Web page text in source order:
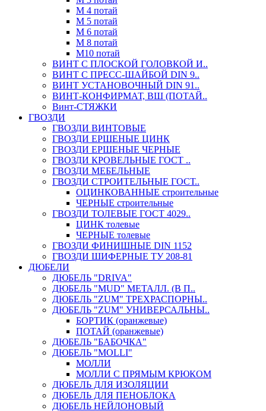
М 4 потай
М 5 потай
М 6 потай
М 8 потай
М10 потай
ВИНТ С ПЛОСКОЙ ГОЛОВКОЙ И..
ВИНТ С ПРЕСС-ШАЙБОЙ DIN 9..
ВИНТ УСТАНОВОЧНЫЙ DIN 91..
ВИНТ-КОНФИРМАТ, ВШ (ПОТАЙ..
Винт-СТЯЖКИ
ГВОЗДИ
ГВОЗДИ ВИНТОВЫЕ
ГВОЗДИ ЕРШЕНЫЕ ЦИНК
ГВОЗДИ ЕРШЕНЫЕ ЧЕРНЫЕ
ГВОЗДИ КРОВЕЛЬНЫЕ ГОСТ ..
ГВОЗДИ МЕБЕЛЬНЫЕ
ГВОЗДИ СТРОИТЕЛЬНЫЕ ГОСТ..
ОЦИНКОВАННЫЕ строительные
ЧЕРНЫЕ строительные
ГВОЗДИ ТОЛЕВЫЕ ГОСТ 4029..
ЦИНК толевые
ЧЕРНЫЕ толевые
ГВОЗДИ ФИНИШНЫЕ DIN 1152
ГВОЗДИ ШИФЕРНЫЕ ТУ 208-81
ДЮБЕЛИ
ДЮБЕЛЬ "DRIVA"
ДЮБЕЛЬ "MUD" МЕТАЛЛ. (В П..
ДЮБЕЛЬ "ZUM" ТРЕХРАСПОРНЫ..
ДЮБЕЛЬ "ZUM" УНИВЕРСАЛЬНЫ..
БОРТИК (оранжевые)
ПОТАЙ (оранжевые)
ДЮБЕЛЬ "БАБОЧКА"
ДЮБЕЛЬ "МOLLI"
МОЛЛИ
МОЛЛИ С ПРЯМЫМ КРЮКОМ
ДЮБЕЛЬ ДЛЯ ИЗОЛЯЦИИ
ДЮБЕЛЬ ДЛЯ ПЕНОБЛОКА
ДЮБЕЛЬ НЕЙЛОНОВЫЙ